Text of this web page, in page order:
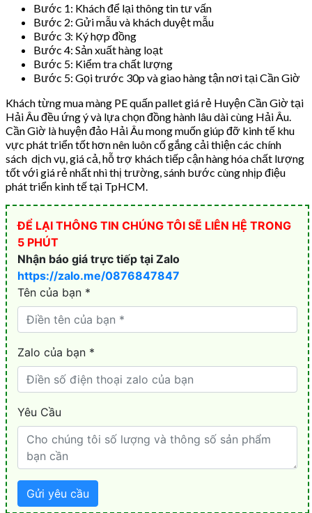
Bước 1: Khách để lại thông tin tư vấn
Bước 2: Gửi mẫu và khách duyệt mẫu
Bước 3: Ký hợp đồng
Bước 4: Sản xuất hàng loạt
Bước 5: Kiểm tra chất lượng
Bước 5: Gọi trước 30p và giao hàng tận nơi tại Cần Giờ
Khách từng mua màng PE quấn pallet giá rẻ Huyện Cần Giờ tại
Hải Âu đều ứng ý và lựa chọn đồng hành lâu dài cùng Hải Âu.
Cần Giờ là huyện đảo Hải Âu mong muốn giúp đỡ kinh tế khu
vực phát triển tốt hơn nên luôn cố gắng cải thiện các chính
sách dịch vụ, giá cả, hỗ trợ khách tiếp cận hàng hóa chất lượng
tốt với giá rẻ nhất nhì thị trường, sánh bước cùng nhịp điệu
phát triển kinh tế tại TpHCM.